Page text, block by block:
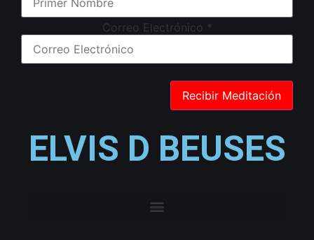
Correo Electrónico *
ELVIS D BEUSES